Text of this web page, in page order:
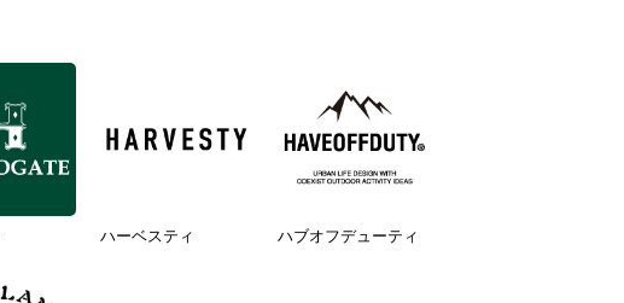
ハーベスティ ハブオフデューティ